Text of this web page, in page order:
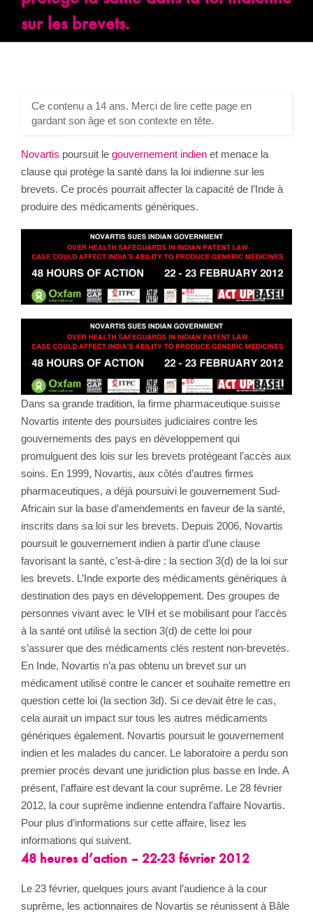
sur les brevets.
Ce contenu a 14 ans. Merci de lire cette page en
gardant son âge et son contexte en tête.
Novartis poursuit le gouvernement indien et menace la
clause qui protège la santé dans la loi indienne sur les
brevets. Ce procès pourrait affecter la capacité de l’Inde à
produire des médicaments génériques.
Dans sa grande tradition, la firme pharmaceutique suisse
Novartis intente des poursuites judiciaires contre les
gouvernements des pays en développement qui
promulguent des lois sur les brevets protégeant l’accès aux
soins. En 1999, Novartis, aux côtés d’autres firmes
pharmaceutiques, a déjà poursuivi le gouvernement Sud-
Africain sur la base d’amendements en faveur de la santé,
inscrits dans sa loi sur les brevets. Depuis 2006, Novartis
poursuit le gouvernement indien à partir d’une clause
favorisant la santé, c’est-à-dire : la section 3(d) de la loi sur
les brevets. L’Inde exporte des médicaments génériques à
destination des pays en développement. Des groupes de
personnes vivant avec le VIH et se mobilisant pour l’accès
à la santé ont utilisé la section 3(d) de cette loi pour
s’assurer que des médicaments clés restent non-brevetés.
En Inde, Novartis n’a pas obtenu un brevet sur un
médicament utilisé contre le cancer et souhaite remettre en
question cette loi (la section 3d). Si ce devait être le cas,
cela aurait un impact sur tous les autres médicaments
génériques également. Novartis poursuit le gouvernement
indien et les malades du cancer. Le laboratoire a perdu son
premier procès devant une juridiction plus basse en Inde. A
présent, l’affaire est devant la cour suprême. Le 28 février
2012, la cour suprême indienne entendra l’affaire Novartis.
Pour plus d’informations sur cette affaire, lisez les
informations qui suivent.
48 heures d’action – 22-23 février 2012
Le 23 février, quelques jours avant l’audience à la cour
suprême, les actionnaires de Novartis se réunissent à Bâle